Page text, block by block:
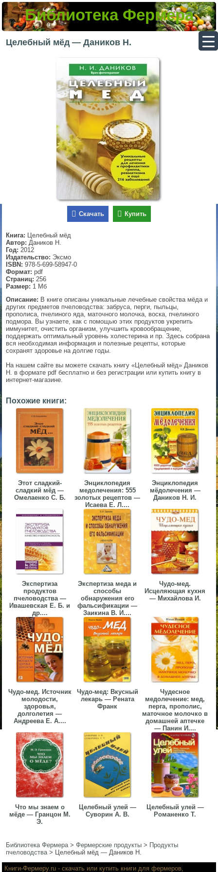
Библиотека Фермера
Целебный мёд — Даников Н.
Скачать Купить
Книга: Целебный мёд
Автор: Даников Н.
Год: 2012
Издательство: Эксмо
ISBN: 978-5-699-58947-0
Формат: pdf
Страниц: 256
Размер: 1 Мб
Описание: В книге описаны уникальные лечебные свойства мёда и
других предметов пчеловодства: забруса, перги, пыльцы,
прополиса, пчелиного яда, маточного молочка, воска, пчелиного
подмора. Вы узнаете, как с помощью этих продуктов укрепить
иммунитет, очистить организм, улучшить кровообращение,
поддержать оптимальный уровень холестерина и пр. Здесь собрана
вся необходимая информация и полезные рецепты, которые
сохранят здоровье на долгие годы.
На нашем сайте вы можете скачать книгу «Целебный мёд» Даников
Н. в формате pdf бесплатно и без регистрации или купить книгу в
интернет-магазине.
Похожие книги:
Этот сладкий-
сладкий мёд —
Омелаенко С. Б.
Энциклопедия
медолечения: 555
золотых рецептов —
Исаева Е. Л....
Энциклопедия
мёдолечения —
Даников Н. И.
Экспертиза
продуктов
пчеловодства —
Ивашевская Е. Б. и
др....
Экспертиза меда и
способы
обнаружения его
фальсификации —
Заикина В. И....
Чудо-мед.
Исцеляющая кухня
— Михайлова И.
Чудо-мед. Источник
молодости,
здоровья,
долголетия —
Андреева Е. А....
Чудо-мед: Вкусный
лекарь — Рената
Франк
Чудесное
медолечение: мед,
перга, прополис,
маточное молочко в
домашней аптечке
— Панин И....
Что мы знаем о
мёде — Гранцон М.
Э.
Целебный улей —
Суворин А. В.
Целебный улей —
Романенко Т.
Библиотека Фермера>Фермерские продукты > Продукты
пчеловодства> Целебный мёд — Даников Н.
▼
▼
▼
▼
▼
▼
▼
▼
Книги-Фермеру.ru - скачать или купить книги для фермеров,